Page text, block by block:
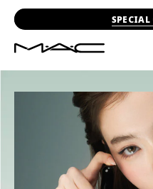
-15% ΣΤΗΝ